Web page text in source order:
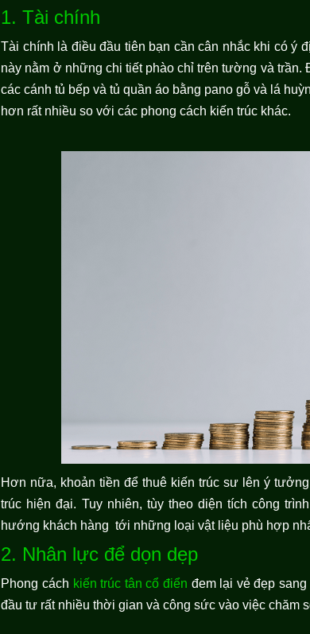
1. Tài chính
Tài chính là điều đầu tiên bạn cần cân nhắc khi có ý
này nằm ở những chi tiết phào chỉ trên tường và
các cánh tủ bếp và tủ quần áo bằng pano gỗ và lá
hơn rất nhiều so với các phong cách kiến trúc khác.
Hơn nữa, khoản tiền để thuê kiến trúc sư lên ý
trúc hiện đại. Tuy nhiên, tùy theo diện tích công
hướng khách hàng tới những loại vật liệu phù hợp
2. Nhân lực để dọn dẹp
Phong cách kiến trúc tân cổ điển đem lại vẻ đẹp
đầu tư rất nhiều thời gian và công sức vào việc chăm